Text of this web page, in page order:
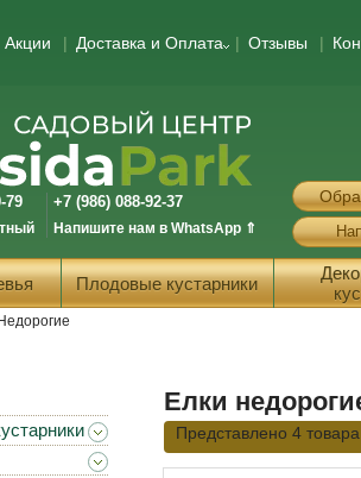
Акции Доставка и Оплата Отзывы
79 +7 (986) 088-92-37
Напишите нам в WhatsApp ⇑
Плодовые кустарники
Недорогие
Елки
Представлено 4 товара